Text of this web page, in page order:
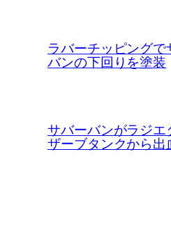
ラバーチッピングで
バンの下回りを塗装
サバーバンがラジエ
ザーブタンクから出